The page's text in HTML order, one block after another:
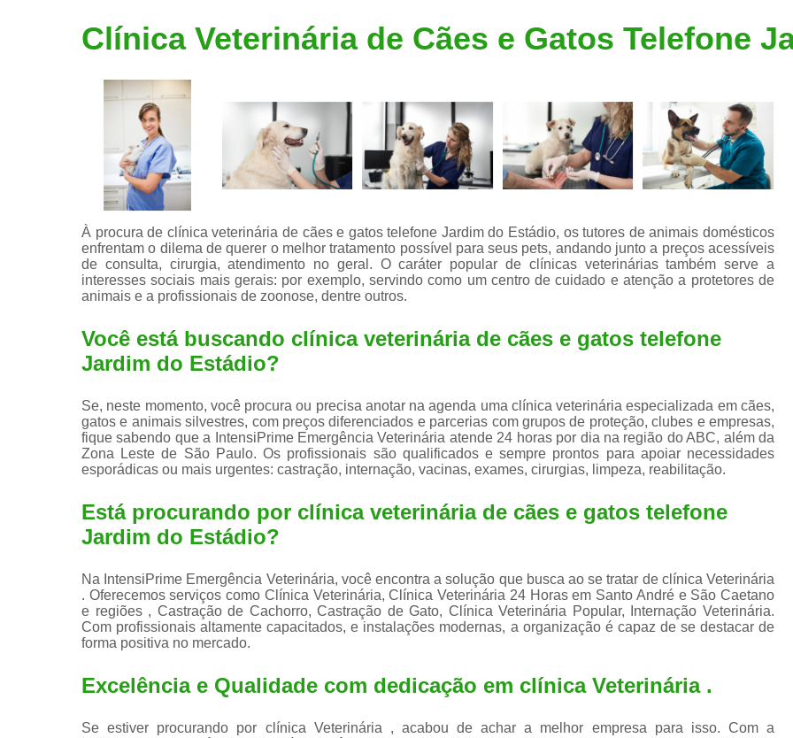
tártaro
Clínica Veterinária Santo André
Consulta de
Consulta Médica
Consulta Médica Veterinária para
Consulta para
Consulta para Animais Silvestres São
Consulta para Silvestres
Consulta Veterinária para Silvestres
Exame de Laboratório para Animais
Exame de Ultrassom para
Exame para Animais Santo André
Exame para Cachorro
Internação para Cães e
Internação Veterinária Santo André
Limpeza de Tártaro Canina
Limpeza de
Limpeza de Tártaro para Gatos
Clínica Veterinária de Cães e Gatos Telefone
À procura de clínica veterinária de cães e gatos telefone Jardim do Estádio, os tutores de animais domésticos
enfrentam o dilema de querer o melhor tratamento possível para seus pets, andando junto a preços acessíveis
de consulta, cirurgia, atendimento no geral. O caráter popular de clínicas veterinárias também serve a
interesses sociais mais gerais: por exemplo, servindo como um centro de cuidado e atenção a protetores de
animais e a profissionais de zoonose, dentre outros.
Você está buscando clínica veterinária de cães e gatos telefone
Jardim do Estádio?
Se, neste momento, você procura ou precisa anotar na agenda uma clínica veterinária especializada em cães,
gatos e animais silvestres, com preços diferenciados e parcerias com grupos de proteção, clubes e empresas,
fique sabendo que a IntensiPrime Emergência Veterinária atende 24 horas por dia na região do ABC, além da
Zona Leste de São Paulo. Os profissionais são qualificados e sempre prontos para apoiar necessidades
esporádicas ou mais urgentes: castração, internação, vacinas, exames, cirurgias, limpeza, reabilitação.
Está procurando por clínica veterinária de cães e gatos telefone
Jardim do Estádio?
Na IntensiPrime Emergência Veterinária, você encontra a solução que busca ao se tratar de clínica Veterinária
. Oferecemos serviços como Clínica Veterinária, Clínica Veterinária 24 Horas em Santo André e São Caetano
e regiões , Castração de Cachorro, Castração de Gato, Clínica Veterinária Popular, Internação Veterinária.
Com profissionais altamente capacitados, e instalações modernas, a organização é capaz de se destacar de
forma positiva no mercado.
Excelência e Qualidade com dedicação em clínica Veterinária .
Se estiver procurando por clínica Veterinária , acabou de achar a melhor empresa para isso. Com a